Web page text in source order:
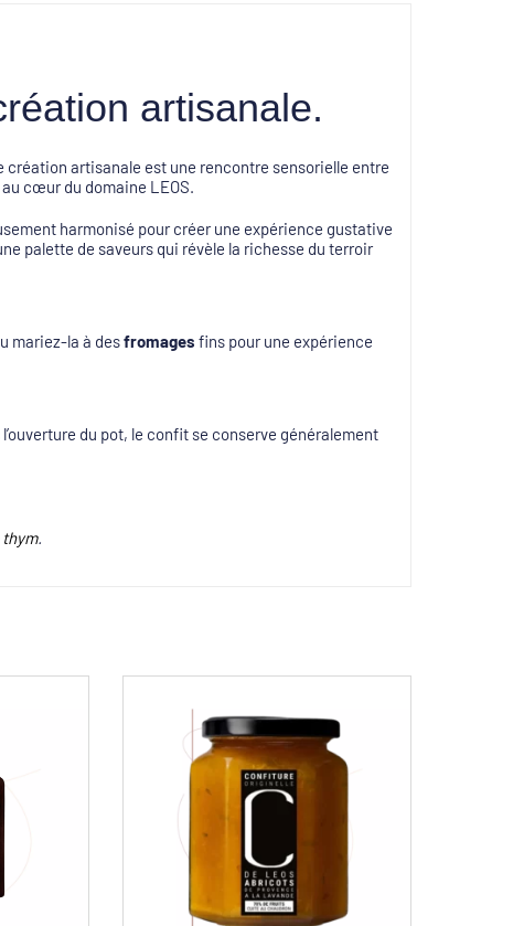
artisanale.
création artisanale est une rencontre sensorielle entre
cœur du domaine LEOS.
harmonisé pour créer une expérience gustative
palette de saveurs qui révèle la richesse du terroir
mariez-la à desfromages fins pour une expérience
du pot, le confit se conserve généralement
.